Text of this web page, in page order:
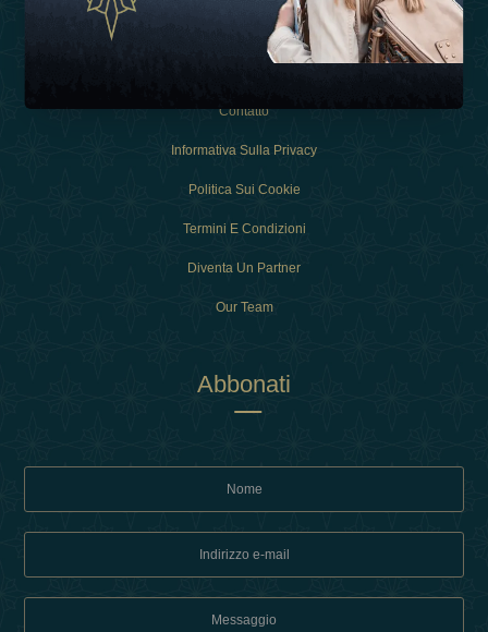
Esperienza
Contatto
Informativa Sulla Privacy
Politica Sui Cookie
Termini E Condizioni
Diventa Un Partner
Our Team
Abbonati